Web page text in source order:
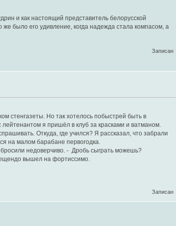
и как настоящий представитель белорусской
было его удивление, когда надежда стала компасом, а
Записан
стенгазеты. Но так хотелось побыстрей быть в
я пришёл в клуб за красками и ватманом.
Откуда, где учился? Я рассказал, что забрали
на малом барабане первогодка.
недоверчиво. - Дробь сыграть можешь?
вышел на фортиссимо.
Записан